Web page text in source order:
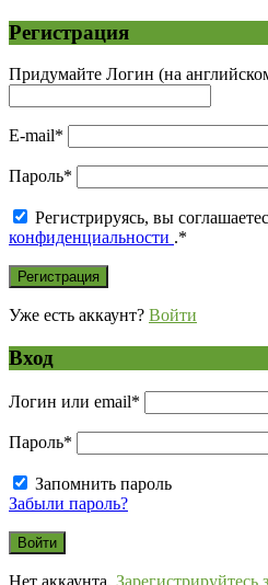
Регистрация
Придумайте Логин (на
E-mail*
Пароль*
Регистрируясь, вы
конфиденциальности .*
Уже есть аккаунт? Войти
Вход
Логин или email*
Пароль*
Запомнить пароль
Забыли пароль?
Нет аккаунта, Зарегистрируйтесь